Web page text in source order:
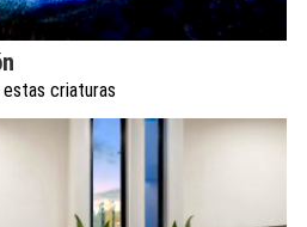
estas criaturas